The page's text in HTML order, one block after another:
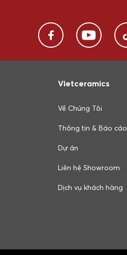
Vietceramics
Về Chúng Tôi
Thông tin & Báo cáo
Dự án
Liên hệ Showroom
Dịch vụ khách hàng